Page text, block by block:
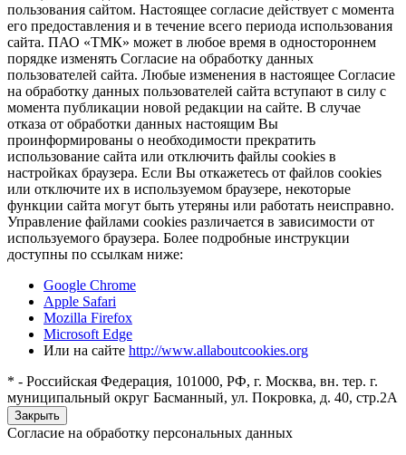
пользования сайтом. Настоящее согласие действует с момента
его предоставления и в течение всего периода использования
сайта. ПАО «ТМК» может в любое время в одностороннем
порядке изменять Согласие на обработку данных
пользователей сайта. Любые изменения в настоящее Согласие
на обработку данных пользователей сайта вступают в силу с
момента публикации новой редакции на сайте. В случае
отказа от обработки данных настоящим Вы
проинформированы о необходимости прекратить
использование сайта или отключить файлы cookies в
настройках браузера. Если Вы откажетесь от файлов cookies
или отключите их в используемом браузере, некоторые
функции сайта могут быть утеряны или работать неисправно.
Управление файлами cookies различается в зависимости от
используемого браузера. Более подробные инструкции
доступны по ссылкам ниже:
Google Chrome
Apple Safari
Mozilla Firefox
Microsoft Edge
Или на сайте http://www.allaboutcookies.org
* - Российская Федерация, 101000, РФ, г. Москва, вн. тер. г.
муниципальный округ Басманный, ул. Покровка, д. 40, стр.2А
Закрыть
Согласие на обработку персональных данных